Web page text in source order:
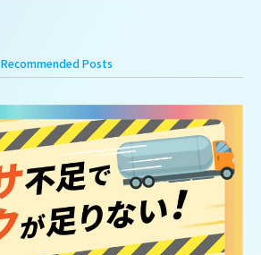
Recommended Posts